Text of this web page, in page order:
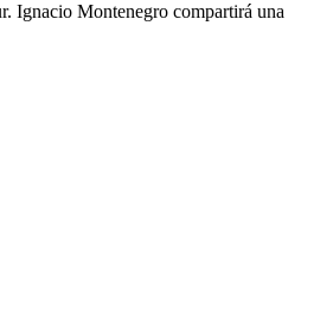
Ignacio Montenegro compartirá una